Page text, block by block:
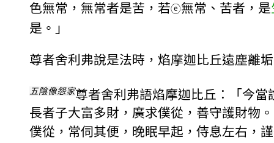
色無常，無常者是苦，若ⓔ無常、苦者，是
是。」
尊者舍利弗說是法時，焰摩迦比丘遠塵離
五陰像怨家尊者舍利弗語焰摩迦比丘：「今
長者子大富多財，廣求僕從，善守護財物
僕從，常伺其便，晚眠早起，侍息左右，